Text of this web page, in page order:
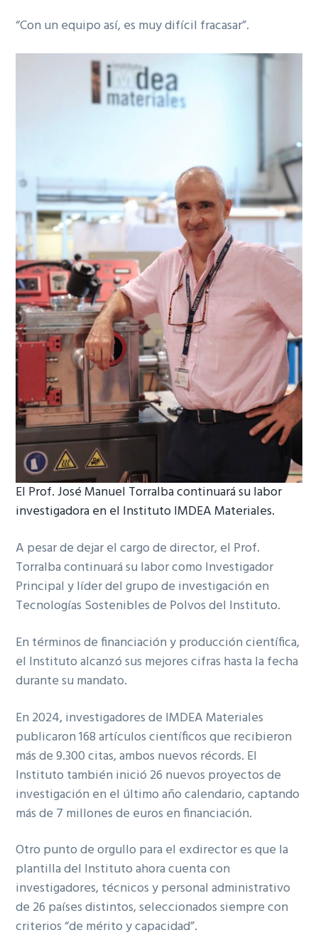
“Con un equipo así, es muy difícil fracasar”.
El Prof. José Manuel Torralba continuará su labor
investigadora en el Instituto IMDEA Materiales.
A pesar de dejar el cargo de director, el Prof.
Torralba continuará su labor como Investigador
Principal y líder del grupo de investigación en
Tecnologías Sostenibles de Polvos del Instituto.
En términos de financiación y producción científica,
el Instituto alcanzó sus mejores cifras hasta la fecha
durante su mandato.
En 2024, investigadores de IMDEA Materiales
publicaron 168 artículos científicos que recibieron
más de 9.300 citas, ambos nuevos récords. El
Instituto también inició 26 nuevos proyectos de
investigación en el último año calendario, captando
más de 7 millones de euros en financiación.
Otro punto de orgullo para el exdirector es que la
plantilla del Instituto ahora cuenta con
investigadores, técnicos y personal administrativo
de 26 países distintos, seleccionados siempre con
criterios “de mérito y capacidad”.